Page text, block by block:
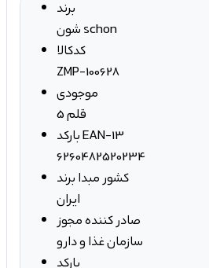
برند
شون schon
کدکالا
ZMP-100628
موجودی
5 قلم
بارکد EAN-13
6260482520234
کشور مبدا برند
ایران
صادر کننده مجوز
سازمان غذا و دارو
بارکد